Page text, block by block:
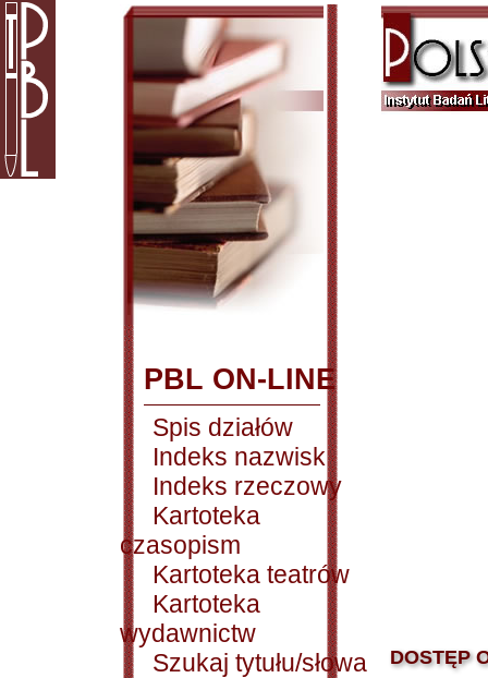
PBL ON-LINE
Spis działów
Indeks nazwisk
Indeks rzeczowy
Kartoteka
czasopism
Kartoteka teatrów
Kartoteka
wydawnictw
Szukaj tytułu/słowa
DOSTĘP